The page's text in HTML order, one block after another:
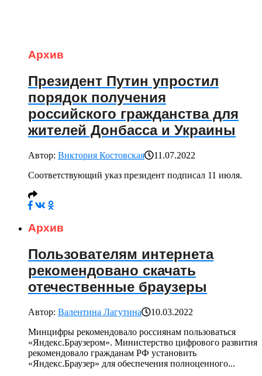
Архив
Президент Путин упростил
порядок получения
российского гражданства для
жителей Донбасса и Украины
Автор: Виктория Костовская
11.07.2022
Соответствующий указ президент подписал 11 июля.
Архив
Пользователям интернета
рекомендовано скачать
отечественные браузеры
Автор: Валентина Лагутина
10.03.2022
Минцифры рекомендовало россиянам пользоваться
«Яндекс.Браузером». Министерство цифрового развития
рекомендовало гражданам РФ установить
«Яндекс.Браузер» для обеспечения полноценного...